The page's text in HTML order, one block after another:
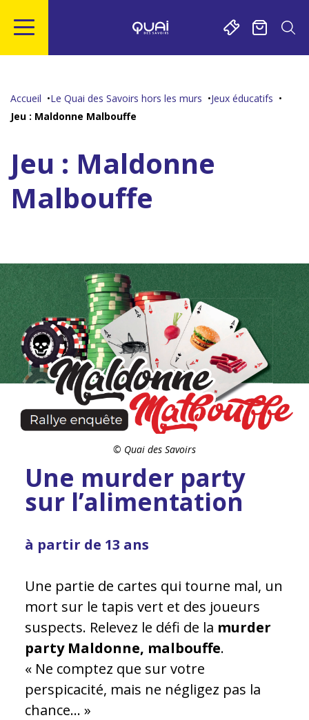
contenu
principal
recherche
Accueil Le Quai des Savoirs hors les murs
Jeux éducatifs
Jeu : Maldonne Malbouffe
Jeu : Maldonne
Malbouffe
© Quai des Savoirs
Une murder party
sur l’alimentation
à partir de 13 ans
Une partie de cartes qui tourne mal, un
mort sur le tapis vert et des joueurs
suspects. Relevez le défi de la murder
party Maldonne, malbouffe.
« Ne comptez que sur votre
perspicacité, mais ne négligez pas la
chance… »